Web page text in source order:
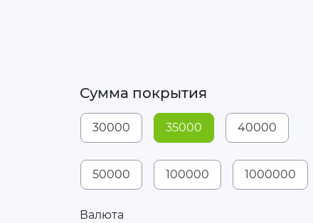
Сумма покрытия
30000 35000 40000
50000 100000 1000000
Валюта